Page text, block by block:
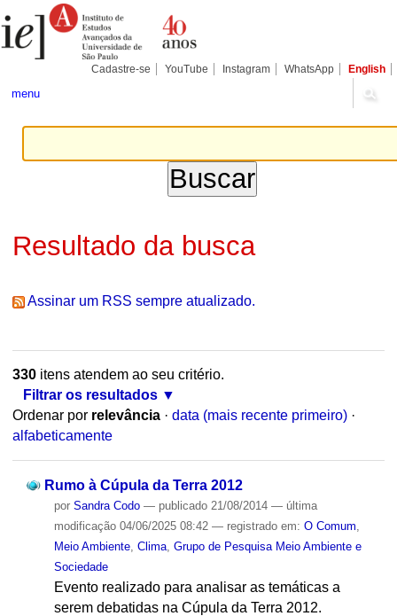
para
conteúdo.
Pessoais
Cadastre-se YouTube Instagram WhatsApp English
menu
Resultado da busca
Assinar um RSS sempre atualizado.
330itens atendem ao seu critério.
Filtrar os resultados
Ordenar por relevância · data (mais recente primeiro) ·
alfabeticamente
Rumo à Cúpula da Terra 2012
por Sandra Codo — publicado21/08/2014 — última
modificação04/06/2025 08:42 — registrado em: O Comum
Meio Ambiente, Clima, Grupo de Pesquisa Meio Ambiente e
Sociedade
Evento realizado para analisar as temáticas a
serem debatidas na Cúpula da Terra 2012.